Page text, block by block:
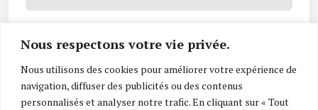
Nous respectons votre vie privée.
Nous utilisons des cookies pour améliorer votre expérience de
navigation, diffuser des publicités ou des contenus
personnalisés et analyser notre trafic. En cliquant sur « Tout
Mot de passe oublié ?
Vous n’avez pas de compte ? Inscrivez-vous